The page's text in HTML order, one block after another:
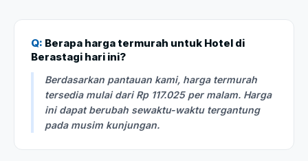
Q: Berapa harga termurah untuk Hotel di
Berastagi hari ini?
Berdasarkan pantauan kami, harga termurah
tersedia mulai dari Rp 117.025 per malam. Harga
ini dapat berubah sewaktu-waktu tergantung
pada musim kunjungan.